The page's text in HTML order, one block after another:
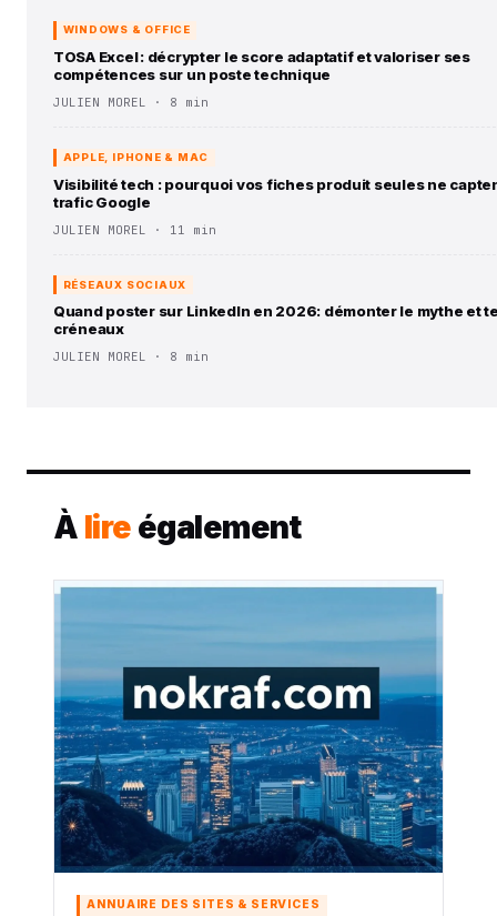
WINDOWS & OFFICE
TOSA Excel : décrypter le score adaptatif et valoriser ses
compétences sur un poste technique
JULIEN MOREL · 8 min
APPLE, IPHONE & MAC
Visibilité tech : pourquoi vos fiches produit seules ne
trafic Google
JULIEN MOREL · 11 min
RÉSEAUX SOCIAUX
Quand poster sur LinkedIn en 2026: démonter le mythe et
créneaux
JULIEN MOREL · 8 min
À lire également
ANNUAIRE DES SITES & SERVICES